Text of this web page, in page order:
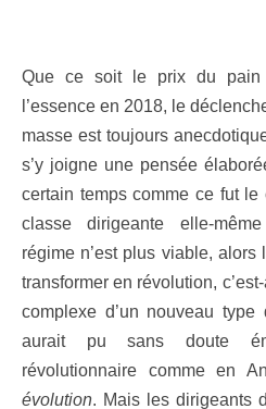
Que ce soit le prix du
l’essence en 2018, le
masse est toujours
s’y joigne une pensée
certain temps comme ce fut
classe dirigeante elle-
régime n’est plus viable,
transformer en révolution,
complexe d’un nouveau
aurait pu sans doute
révolutionnaire comme en
évolution. Mais les dirigeants